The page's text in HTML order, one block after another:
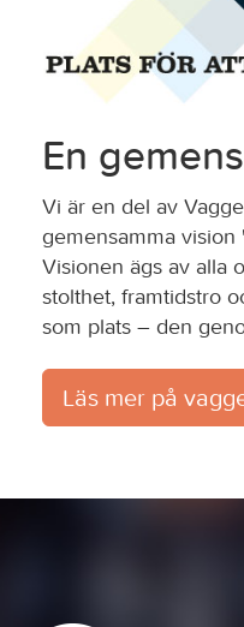
En
Vi är en del av
gemensamma vision
Visionen ägs av alla
stolthet, framtidstro
som plats – den
Läs mer på